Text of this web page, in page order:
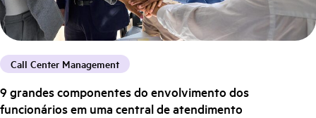
Call Center Management
9 grandes componentes do envolvimento dos
funcionários em uma central de atendimento